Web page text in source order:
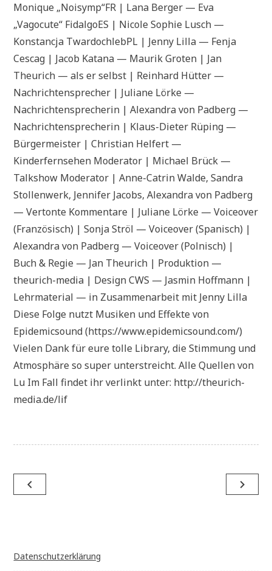
Monique „Noisymp“FR | Lana Berger — Eva
„Vagocute“ FidalgoES | Nicole Sophie Lusch —
Konstancja TwardochlebPL | Jenny Lilla — Fenja
Cescag | Jacob Katana — Maurik Groten | Jan
Theurich — als er selbst | Reinhard Hütter —
Nachrichtensprecher | Juliane Lörke —
Nachrichtensprecherin | Alexandra von Padberg —
Nachrichtensprecherin | Klaus-Dieter Rüping —
Bürgermeister | Christian Helfert —
Kinderfernsehen Moderator | Michael Brück —
Talkshow Moderator | Anne-Catrin Walde, Sandra
Stollenwerk, Jennifer Jacobs, Alexandra von Padberg
— Vertonte Kommentare | Juliane Lörke — Voiceover
(Französisch) | Sonja Ströl — Voiceover (Spanisch) |
Alexandra von Padberg — Voiceover (Polnisch) |
Buch & Regie — Jan Theurich | Produktion —
theurich-media | Design CWS — Jasmin Hoffmann |
Lehrmaterial — in Zusammenarbeit mit Jenny Lilla
Diese Folge nutzt Musiken und Effekte von
Epidemicsound (https://www.epidemicsound.com/)
Vielen Dank für eure tolle Library, die Stimmung und
Atmosphäre so super unterstreicht. Alle Quellen von
Lu Im Fall findet ihr verlinkt unter: http://theurich-
media.de/lif
Beitragsnavigation
navigate_before navigate_next
Datenschutzerklärung